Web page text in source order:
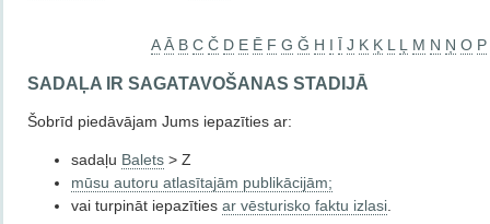
A Ā B C Č D E Ē F G Ğ H I Ī J K Ķ L Ļ M N Ņ O P
SADAĻA IR SAGATAVOŠANAS STADIJĀ
Šobrīd piedāvājam Jums iepazīties ar:
sadaļu Balets > Z
mūsu autoru atlasītajām publikācijām;
vai turpināt iepazīties ar vēsturisko faktu izlasi